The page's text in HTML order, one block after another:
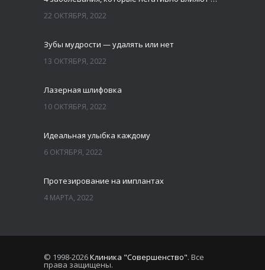
22 ОКТЯБРЯ, 2022
Зубы мудрости — удалять или нет
13 ОКТЯБРЯ, 2022
Лазерная шлифовка
10 ОКТЯБРЯ, 2022
Идеальная улыбка каждому
6 ОКТЯБРЯ, 2022
Протезирование на имплантах
4 МАРТА, 2022
© 1998-2026Клиника "Совершенство". Все
права защищены.